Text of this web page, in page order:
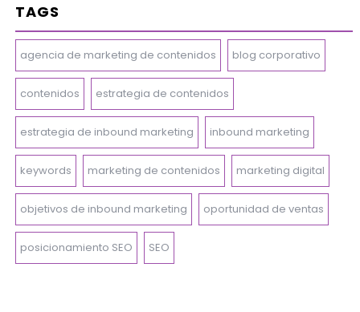
TAGS
agencia de marketing de contenidos blog corporativo
contenidos estrategia de contenidos
estrategia de inbound marketing inbound marketing
keywords marketing de contenidos marketing digital
objetivos de inbound marketing oportunidad de ventas
posicionamiento SEO SEO